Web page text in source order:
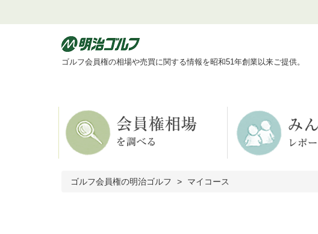
ゴルフ会員権の相場や売買に関する情報を昭和51年創業以来ご提供。
ゴルフ会員権の明治ゴルフ マイコース